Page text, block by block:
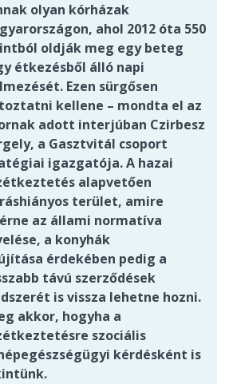
olyan kórházak
ahol 2012 óta 550
oldják meg egy beteg
étkezésből álló napi
Ezen sürgősen
kellene – mondta el az
adott interjúban Czirbesz
a Gasztvitál csoport
igazgatója. A hazai
alapvetően
terület, amire
az állami normatíva
a konyhák
érdekében pedig a
távú szerződések
is vissza lehetne hozni.
akkor, hogyha a
szociális
kérdésként is